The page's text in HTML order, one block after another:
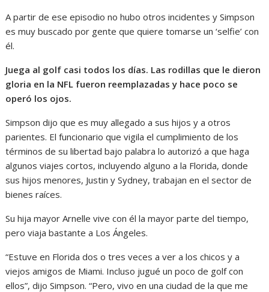
A partir de ese episodio no hubo otros incidentes y Simpson
es muy buscado por gente que quiere tomarse un ‘selfie’ con
él.
Juega al golf casi todos los días. Las rodillas que le dieron
gloria en la NFL fueron reemplazadas y hace poco se
operó los ojos.
Simpson dijo que es muy allegado a sus hijos y a otros
parientes. El funcionario que vigila el cumplimiento de los
términos de su libertad bajo palabra lo autorizó a que haga
algunos viajes cortos, incluyendo alguno a la Florida, donde
sus hijos menores, Justin y Sydney, trabajan en el sector de
bienes raíces.
Su hija mayor Arnelle vive con él la mayor parte del tiempo,
pero viaja bastante a Los Ángeles.
“Estuve en Florida dos o tres veces a ver a los chicos y a
viejos amigos de Miami. Incluso jugué un poco de golf con
ellos”, dijo Simpson. “Pero, vivo en una ciudad de la que me